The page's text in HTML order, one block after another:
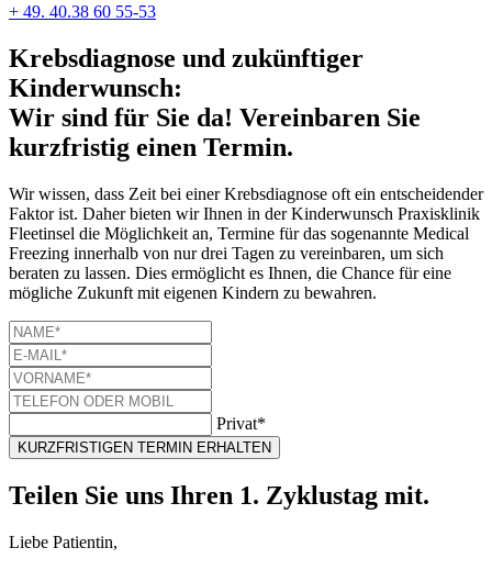
+ 49. 40.38 60 55-53
Krebsdiagnose und zukünftiger
Kinderwunsch:
Wir sind für Sie da! Vereinbaren Sie
kurzfristig einen Termin.
Wir wissen, dass Zeit bei einer Krebsdiagnose oft ein entscheidender
Faktor ist. Daher bieten wir Ihnen in der Kinderwunsch Praxisklinik
Fleetinsel die Möglichkeit an, Termine für das sogenannte Medical
Freezing innerhalb von nur drei Tagen zu vereinbaren, um sich
beraten zu lassen. Dies ermöglicht es Ihnen, die Chance für eine
mögliche Zukunft mit eigenen Kindern zu bewahren.
Privat*
KURZFRISTIGEN TERMIN ERHALTEN
Teilen Sie uns Ihren 1. Zyklustag mit.
Liebe Patientin,